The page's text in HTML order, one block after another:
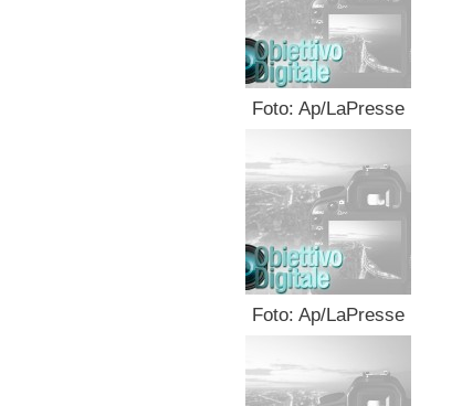
Foto: Ap/LaPresse
Foto: Ap/LaPresse